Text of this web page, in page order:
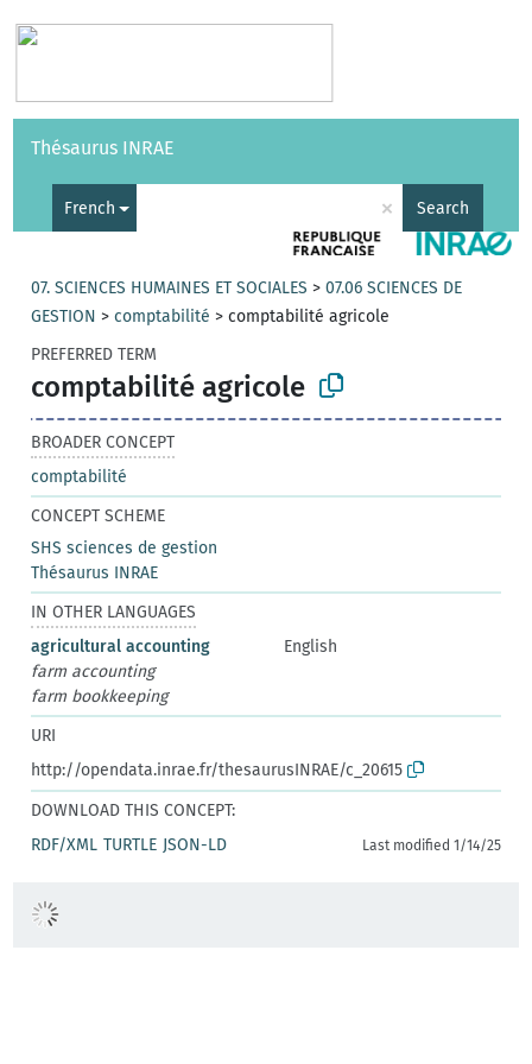
Vocabularies API
Thésaurus INRAE
French × Search
07. SCIENCES HUMAINES ET SOCIALES >07.06 SCIENCES DE
GESTION >comptabilité >comptabilité agricole
PREFERRED TERM
comptabilité agricole
BROADER CONCEPT
comptabilité
CONCEPT SCHEME
SHS sciences de gestion
Thésaurus INRAE
IN OTHER LANGUAGES
agricultural accounting
English
farm accounting
farm bookkeeping
URI
http://opendata.inrae.fr/thesaurusINRAE/c_20615
DOWNLOAD THIS CONCEPT:
RDF/XML TURTLE JSON-LD Last modified 1/14/25